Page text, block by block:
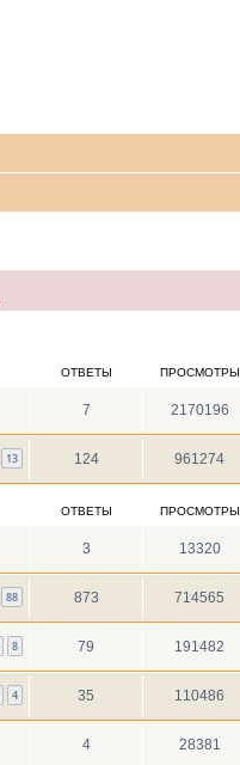
ОТВЕТЫ ПРОСМОТРЫ
7 2170196
13 124 961274
ОТВЕТЫ ПРОСМОТРЫ
3 13320
88 873 714565
8 79 191482
4 35 110486
4 28381